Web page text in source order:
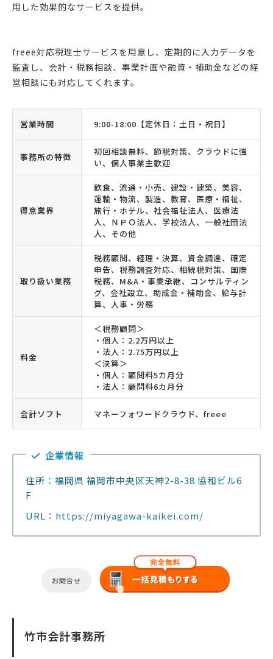
用した効果的なサービスを提供。
freee対応税理士サービスを用意し、定期的に入力データを
監査し、会計・税務相談、事業計画や融資・補助金などの経
営相談にも対応してくれます。
営業時間 9:00-18:00【定休日：土日・祝日】
事務所の特徴
初回相談無料、節税対策、クラウドに強
い、個人事業主歓迎
得意業界
飲食、流通・小売、建設・建築、美容、
運輸・物流、製造、教育、医療・福祉、
旅行・ホテル、社会福祉法人、医療法
人、ＮＰＯ法人、学校法人、一般社団法
人、その他
取り扱い業務
税務顧問、経理・決算、資金調達、確定
申告、税務調査対応、相続税対策、国際
税務、M&A・事業承継、コンサルティン
グ、会社設立、助成金・補助金、給与計
算、人事・労務
料金
＜税務顧問＞
・個人：2.2万円以上
・法人：2.75万円以上
＜決算＞
・個人：顧問料5カ月分
・法人：顧問料6カ月分
会計ソフト マネーフォワードクラウド、freee
企業情報
住所：福岡県 福岡市中央区天神2-8-38 協和ビル6
F
URL： https://miyagawa-kaikei.com/
お問合せ
竹市会計事務所